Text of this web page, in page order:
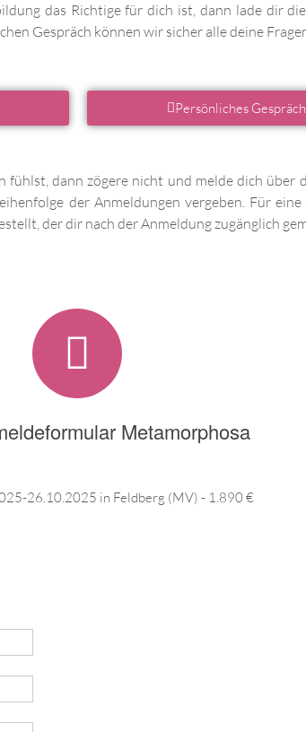
das Richtige für dich ist, dann lade dir
Gespräch können wir sicher alle deine
Persönliches
dann zögere nicht und melde dich über
der Anmeldungen vergeben. Für
der dir nach der Anmeldung zugänglich
Metamorphosa
26.10.2025 in Feldberg (MV) - 1.890 €